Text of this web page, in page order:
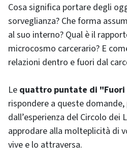
Cosa significa portare degli
sorveglianza? Che forma
al suo interno? Qual è il
microcosmo carcerario? E
relazioni dentro e fuori dal
Le quattro puntate di "Fuori
rispondere a queste
dall’esperienza del Circolo dei
approdare alla molteplicità di
vive e lo attraversa.